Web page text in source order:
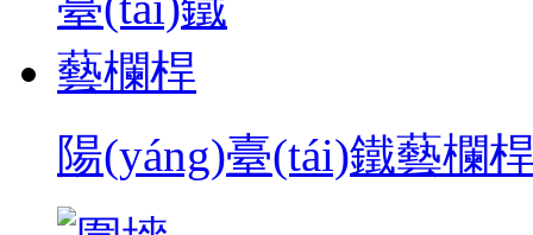
陽(yáng)臺(tái)鐵藝欄